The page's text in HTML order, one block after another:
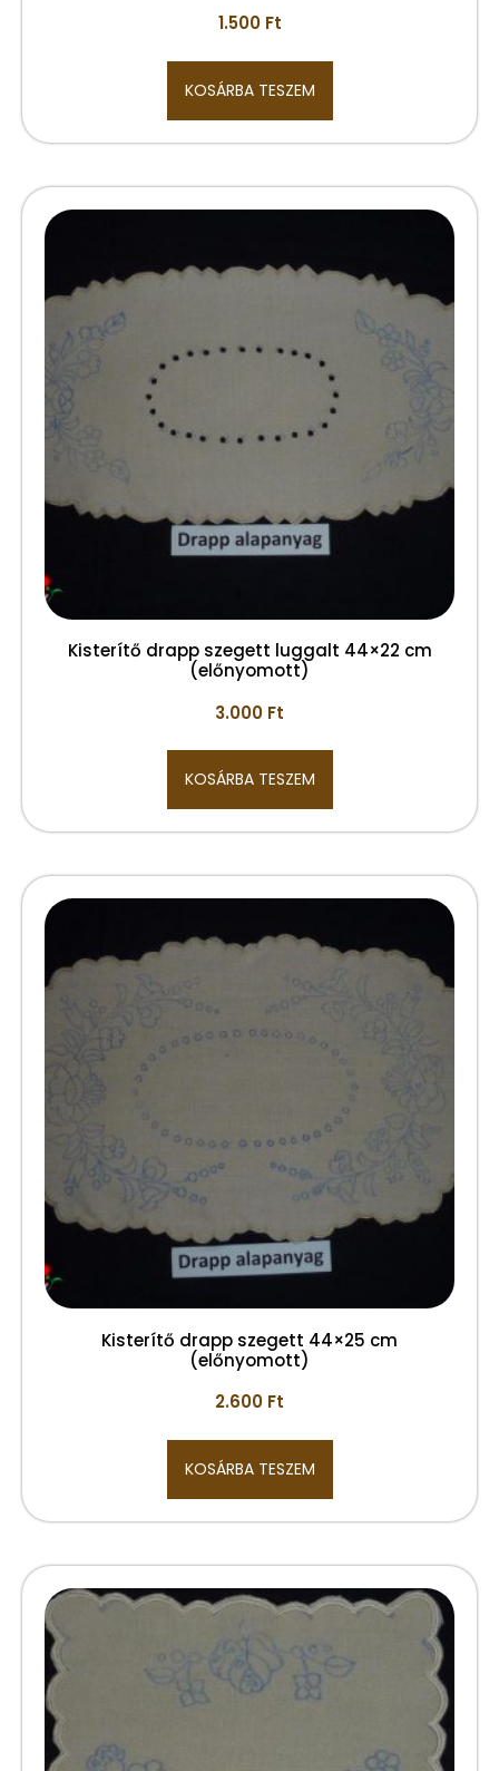
1.500 Ft
KOSÁRBA TESZEM
Kisterítő drapp szegett luggalt 44×22 cm
(előnyomott)
3.000 Ft
KOSÁRBA TESZEM
Kisterítő drapp szegett 44×25 cm
(előnyomott)
2.600 Ft
KOSÁRBA TESZEM